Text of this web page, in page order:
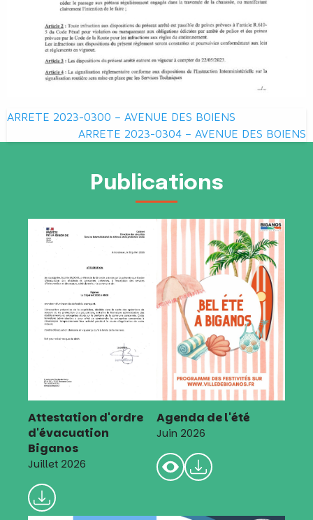
Navigation
de
ARRETE 2023-0300 – AVENUE DES BOIENS
ARRETE 2023-0304 – AVENUE DES BOIENS
Publications
Attestation d'ordre
d'évacuation
Biganos
Juillet 2026
Agenda de l'été
Juin 2026